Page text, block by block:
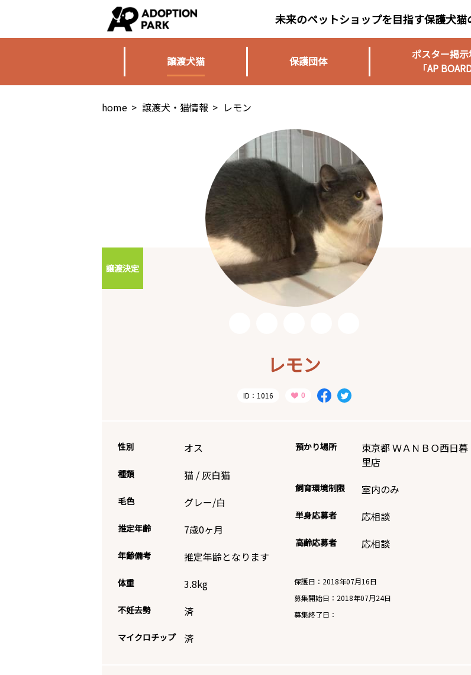
未来のペットショップを目指す保護犬猫
譲渡犬猫 保護団体
ポスター掲
「AP BOARD
home > 譲渡犬・猫情報 > レモン
譲渡決定
レモン
ID：1016
性別 オス
種類 猫 / 灰白猫
毛色 グレー/白
推定年齢 7歳0ヶ月
年齢備考 推定年齢となります
体重 3.8kg
不妊去勢 済
マイクロチップ 済
預かり場所
東京都 ＷＡＮＢＯ西日暮
里店
飼育環境制限 室内のみ
単身応募者 応相談
高齢応募者 応相談
保護日：2018年07月16日
募集開始日： 2018年07月24日
募集終了日：